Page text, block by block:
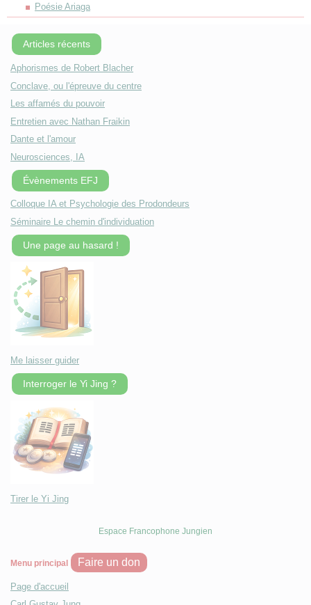
Poésie Ariaga
Articles récents
Aphorismes de Robert Blacher
Conclave, ou l'épreuve du centre
Les affamés du pouvoir
Entretien avec Nathan Fraikin
Dante et l'amour
Neurosciences, IA
Évènements EFJ
Colloque IA et Psychologie des Prodondeurs
Séminaire Le chemin d'individuation
Une page au hasard !
Me laisser guider
Interroger le Yi Jing ?
Tirer le Yi Jing
Espace Francophone Jungien
Menu principal Faire un don
Page d'accueil